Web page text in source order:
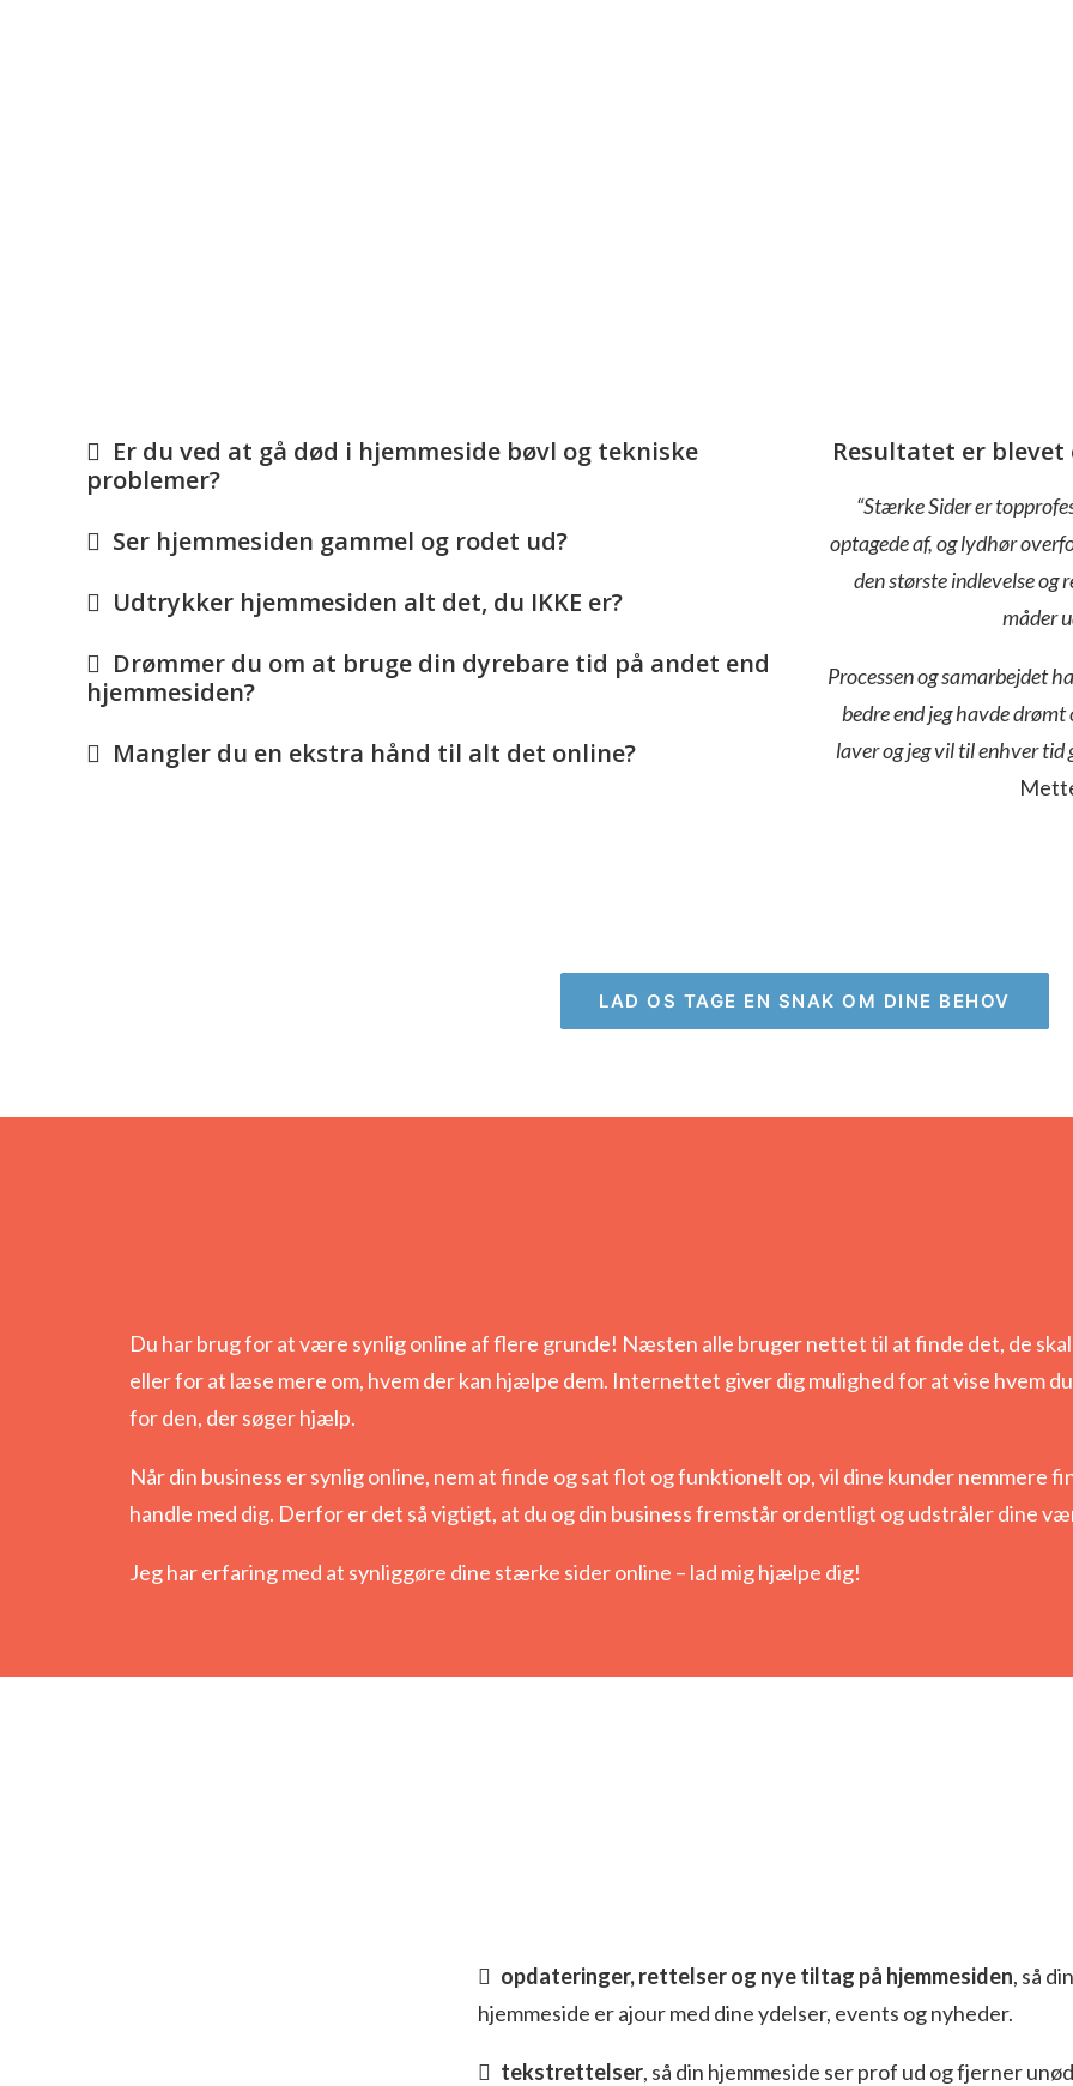
Er du ved at gå død i hjemmeside bøvl og tekniske
problemer?
Ser hjemmesiden gammel og rodet ud?
Udtrykker hjemmesiden alt det, du IKKE er?
Drømmer du om at bruge din dyrebare tid på andet end
hjemmesiden?
Mangler du en ekstra hånd til alt det online?
Resultatet er
“Stærke Sider er
optagede af, og lydhør
den største indlevelse og
måder
Processen og samarbejdet
bedre end jeg havde drømt
laver og jeg vil til enhver
LAD OS TAGE EN SNAK OM DINE BEHOV
Du har brug for at være synlig online af flere grunde! Næsten alle bruger nettet til at finde det, de
eller for at læse mere om, hvem der kan hjælpe dem. Internettet giver dig mulighed for at vise hvem
for den, der søger hjælp.
Når din business er synlig online, nem at finde og sat flot og funktionelt op, vil dine kunder nemmere
handle med dig. Derfor er det så vigtigt, at du og din business fremstår ordentligt og udstråler dine
Jeg har erfaring med at synliggøre dine stærke sider online – lad mig hjælpe dig!
opdateringer, rettelser og nye tiltag på hjemmesiden, så din
hjemmeside er ajour med dine ydelser, events og nyheder.
tekstrettelser, så din hjemmeside ser prof ud og fjerner